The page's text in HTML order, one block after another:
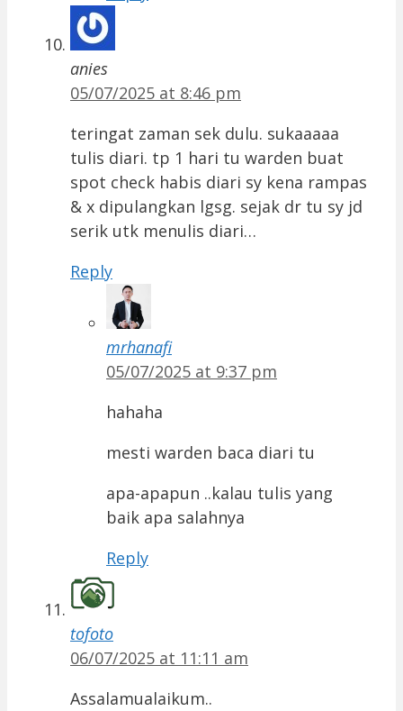
anies
05/07/2025 at 8:46 pm
teringat zaman sek dulu. sukaaaaa
tulis diari. tp 1 hari tu warden buat
spot check habis diari sy kena rampas
& x dipulangkan lgsg. sejak dr tu sy jd
serik utk menulis diari…
Reply
mrhanafi
05/07/2025 at 9:37 pm
hahaha
mesti warden baca diari tu
apa-apapun ..kalau tulis yang
baik apa salahnya
Reply
tofoto
06/07/2025 at 11:11 am
Assalamualaikum..